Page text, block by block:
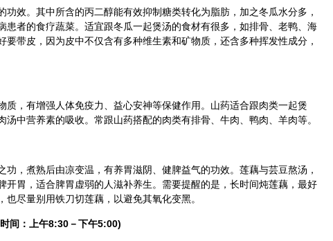
功效。其中所含的丙二醇能有效抑制糖类转化为脂肪，加之冬瓜水分多，
患者的食疗蔬菜。适宜跟冬瓜一起煲汤的食材有很多，如排骨、老鸭、海
要带皮，因为皮中不仅含有多种维生素和矿物质，还含多种挥发性成分，
质，有增强人体免疫力、益心安神等保健作用。山药适合跟肉类一起煲
中营养素的吸收。常跟山药搭配的肉类有排骨、牛肉、鸭肉、羊肉等。
功，煮熟后由凉变温，有养胃滋阴、健脾益气的功效。莲藕与芸豆熬汤，
开胃，适合脾胃虚弱的人滋补养生。需要提醒的是，长时间炖莲藕，最好
尽量别用铁刀切莲藕，以避免其氧化变黑。
间：上午8:30－下午5:00)